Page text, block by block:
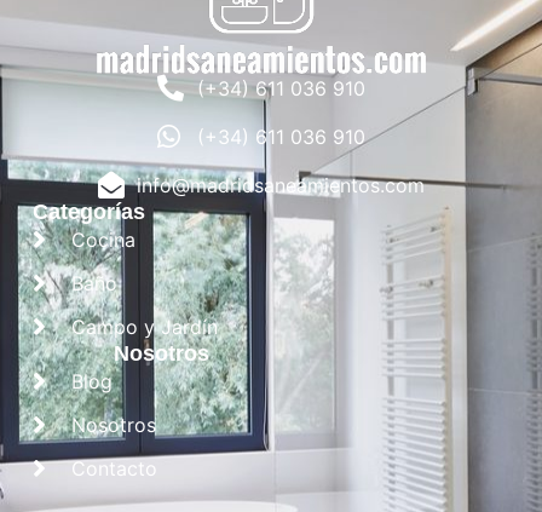
(+34) 611 036 910
(+34) 611 036 910
info@madridsaneamientos.com
Categorías
Cocina
Baño
Campo y Jardín
Nosotros
Blog
Nosotros
Contacto